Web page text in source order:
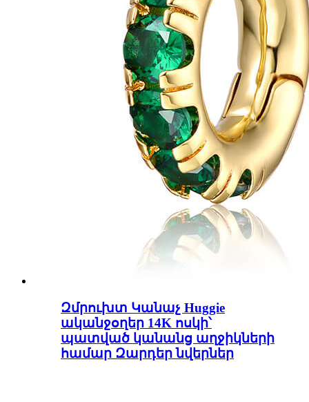
Զմրուխտ Կանաչ Huggie
ականջօղեր 14K ոսկի՝
պատված կանանց աղջիկների
համար Զարդեր նվերներ